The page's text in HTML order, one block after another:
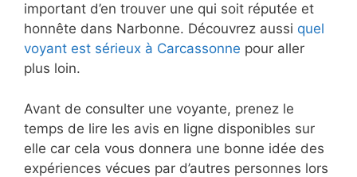
important d’en trouver une qui soit réputée et
honnête dans Narbonne. Découvrez aussi quel
voyant est sérieux à Carcassonne pour aller
plus loin.
Avant de consulter une voyante, prenez le
temps de lire les avis en ligne disponibles sur
elle car cela vous donnera une bonne idée des
expériences vécues par d’autres personnes lors